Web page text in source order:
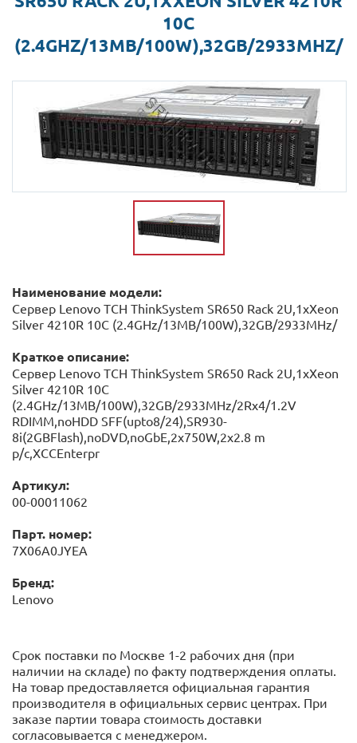
10C
(2.4GHZ/13MB/100W),32GB/2933MHZ/
Наименование модели:
Сервер Lenovo TCH ThinkSystem SR650 Rack 2U,1xXeon
Silver 4210R 10C (2.4GHz/13MB/100W),32GB/2933MHz/
Краткое описание:
Сервер Lenovo TCH ThinkSystem SR650 Rack 2U,1xXeon
Silver 4210R 10C
(2.4GHz/13MB/100W),32GB/2933MHz/2Rx4/1.2V
RDIMM,noHDD SFF(upto8/24),SR930-
8i(2GBFlash),noDVD,noGbE,2x750W,2x2.8 m
p/c,XCCEnterpr
Артикул:
00-00011062
Парт. номер:
7X06A0JYEA
Бренд:
Lenovo
Срок поставки по Москве 1-2 рабочих дня (при
наличии на складе) по факту подтверждения оплаты.
На товар предоставляется официальная гарантия
производителя в официальных сервис центрах. При
заказе партии товара стоимость доставки
согласовывается с менеджером.